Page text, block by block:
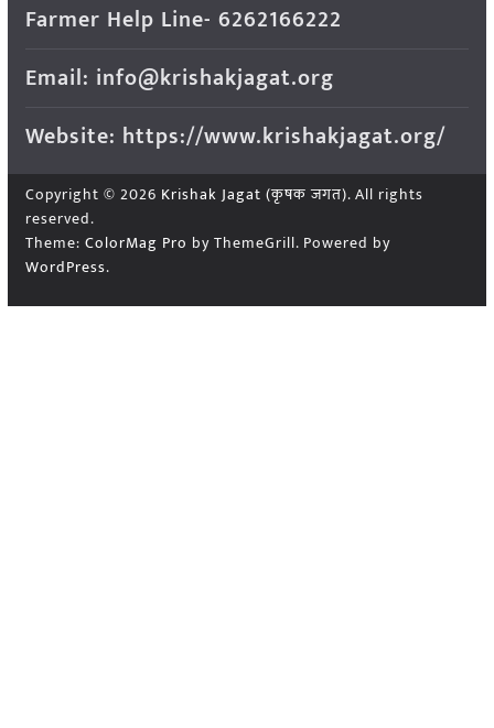
Farmer Help Line- 6262166222
Email: info@krishakjagat.org
Website: https://www.krishakjagat.org/
Copyright © 2026 Krishak Jagat (कृषक जगत). All rights
reserved.
Theme: ColorMag Pro by ThemeGrill. Powered by
WordPress.